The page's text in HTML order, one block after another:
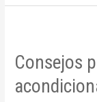
Consejos
instalar
acondicionado